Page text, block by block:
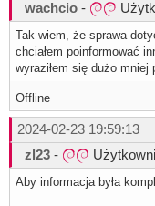
wachcio -
Tak wiem, że sprawa
chciałem poinformować
wyraziłem się dużo mniej
Offline
2024-02-23 19:59:13
zl23 -
Aby informacja była